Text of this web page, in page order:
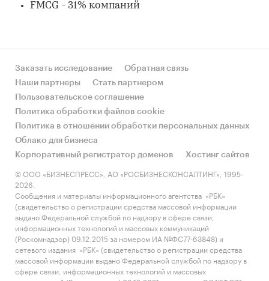
FMCG - 31% компаний
Заказать исследование
Обратная связь
Наши партнеры
Стать партнером
Пользовательское соглашение
Политика обработки файлов cookie
Политика в отношении обработки персональных данных
Облако для бизнеса
Корпоративный регистратор доменов
Хостинг сайтов
© ООО «БИЗНЕСПРЕСС», АО «РОСБИЗНЕСКОНСАЛТИНГ», 1995-
2026.
Сообщения и материалы информационного агентства «РБК»
(свидетельство о регистрации средства массовой информации
выдано Федеральной службой по надзору в сфере связи,
информационных технологий и массовых коммуникаций
(Роскомнадзор) 09.12.2015 за номером ИА №ФС77-63848) и
сетевого издания «РБК» (свидетельство о регистрации средства
массовой информации выдано Федеральной службой по надзору в
сфере связи, информационных технологий и массовых